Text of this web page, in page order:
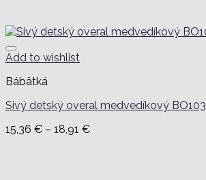
Add to wishlist
Bábätká
Sivý detský overal medvedíkový BO103
15,36 € – 18,91 €Price